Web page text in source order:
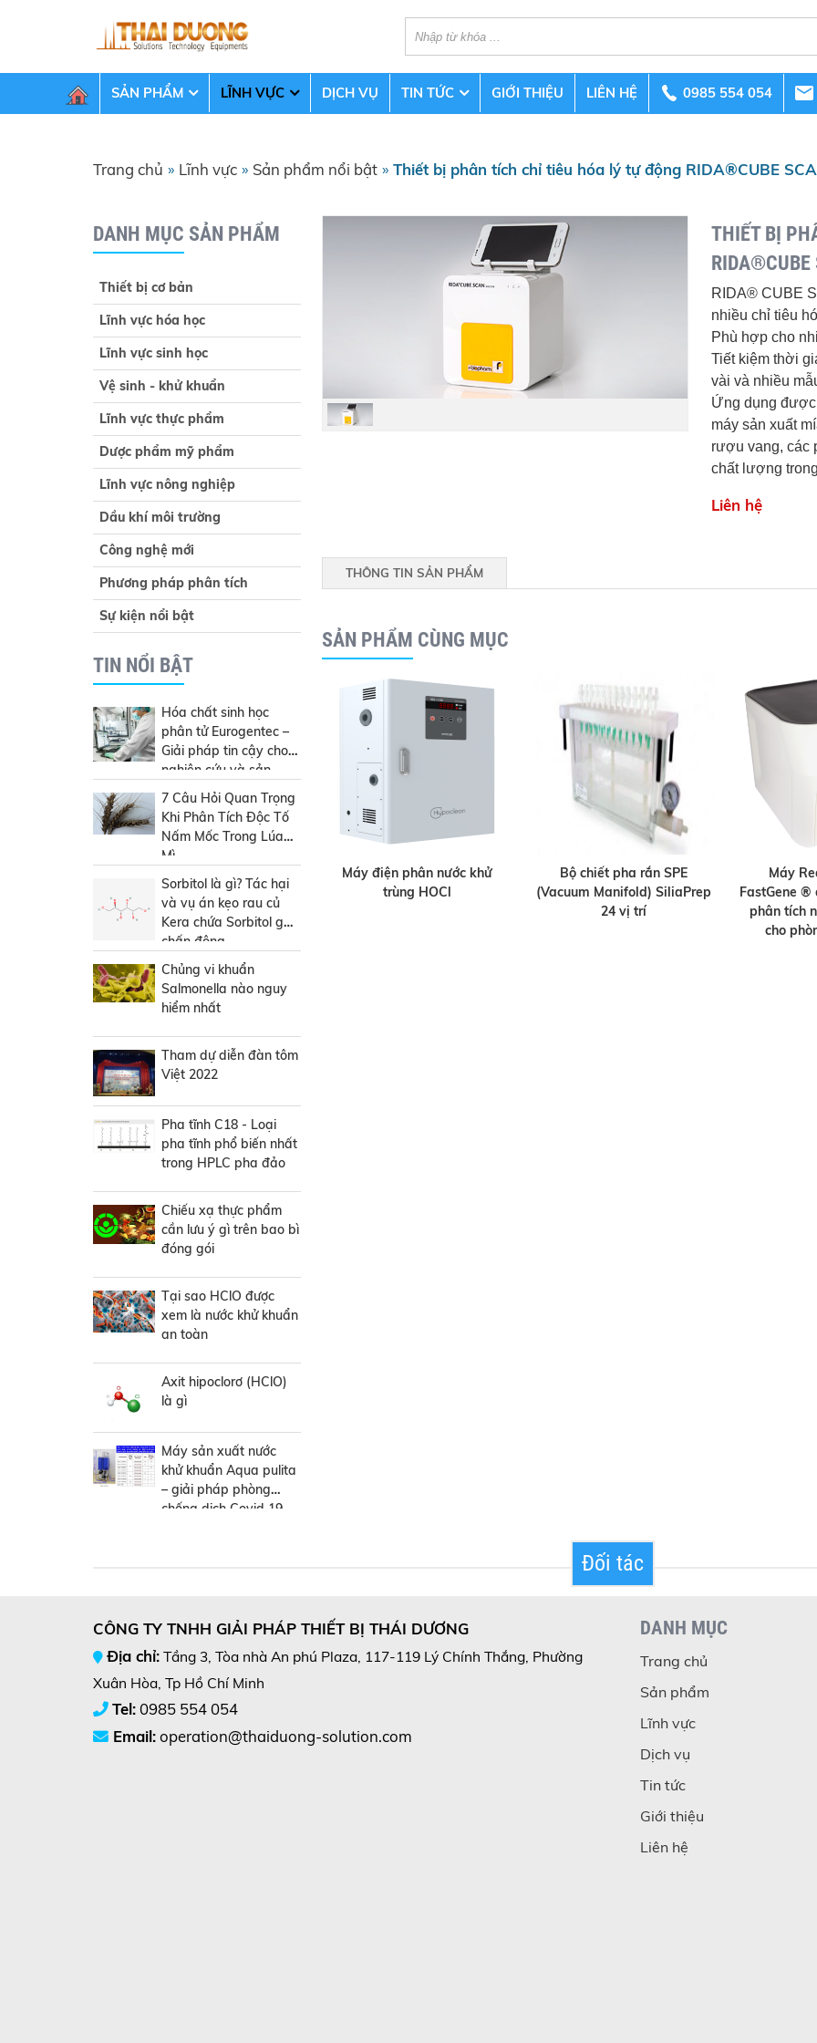
SẢN PHẨM LĨNH VỰC DỊCH VỤ TIN TỨC GIỚI THIỆU LIÊN HỆ 0985 554 054
Trang chủ » Lĩnh vực » Sản phẩm nổi bật » Thiết bị phân tích chỉ tiêu hóa lý tự động RIDA®CUBE
DANH MỤC SẢN PHẨM
Thiết bị cơ bản
Lĩnh vực hóa học
Lĩnh vực sinh học
Vệ sinh - khử khuẩn
Lĩnh vực thực phẩm
Dược phẩm mỹ phẩm
Lĩnh vực nông nghiệp
Dầu khí môi trường
Công nghệ mới
Phương pháp phân tích
Sự kiện nổi bật
TIN NỔI BẬT
Hóa chất sinh học
phân tử Eurogentec –
Giải pháp tin cậy cho
nghiên cứu và sản
xuất
7 Câu Hỏi Quan Trọng
Khi Phân Tích Độc Tố
Nấm Mốc Trong Lúa
Mì
Sorbitol là gì? Tác hại
và vụ án kẹo rau củ
Kera chứa Sorbitol gây
chấn động
Chủng vi khuẩn
Salmonella nào nguy
hiểm nhất
Tham dự diễn đàn tôm
Việt 2022
Pha tĩnh C18 - Loại
pha tĩnh phổ biến nhất
trong HPLC pha đảo
Chiếu xạ thực phẩm
cần lưu ý gì trên bao bì
đóng gói
Tại sao HClO được
xem là nước khử khuẩn
an toàn
Axit hipoclorơ (HClO)
là gì
Máy sản xuất nước
khử khuẩn Aqua pulita
– giải pháp phòng
chống dịch Covid 19
THIẾT BỊ
RIDA®CUBE
RIDA® CUBE
nhiều chỉ tiêu
Phù hợp cho
Tiết kiệm thời
vài và nhiều
Ứng dụng được
máy sản xuất
rượu vang, các
chất lượng
Liên hệ
THÔNG TIN SẢN PHẨM
SẢN PHẨM CÙNG MỤC
Máy điện phân nước khử
trùng HOCl
Bộ chiết pha rắn SPE
(Vacuum Manifold) SiliaPrep
24 vị trí
Máy
FastGene ®
phân tích
cho
Đối tác
CÔNG TY TNHH GIẢI PHÁP THIẾT BỊ THÁI DƯƠNG
Địa chỉ: Tầng 3, Tòa nhà An phú Plaza, 117-119 Lý Chính Thắng, Phường
Xuân Hòa, Tp Hồ Chí Minh
Tel:0985 554 054
Email:operation@thaiduong-solution.com
DANH MỤC
Trang chủ
Sản phẩm
Lĩnh vực
Dịch vụ
Tin tức
Giới thiệu
Liên hệ